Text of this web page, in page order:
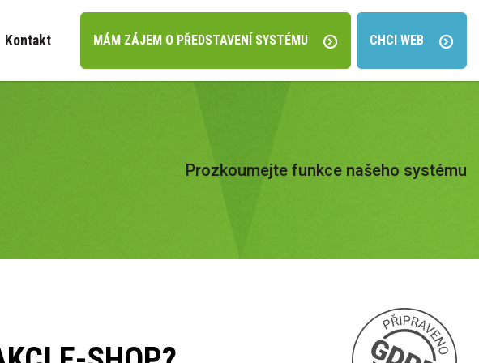
Kontakt MÁM ZÁJEM O PŘEDSTAVENÍ SYSTÉMU CHCI WEB
Prozkoumejte funkce našeho systému